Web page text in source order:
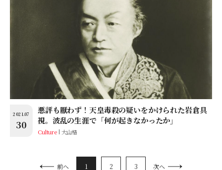
2021.07
30
悪評も厭わず！天皇毒殺の疑いをかけられた岩倉具
視。波乱の生涯で「何が起きなかったか」
Culture 大山格
前へ 1 2 3 次へ